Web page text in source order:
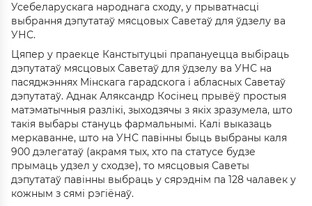
Усебеларускага народнага сходу, у прыватнасці
выбрання дэпутатаў мясцовых Саветаў для ўдзелу ва
УНС.
Цяпер у праекце Канстытуцыі прапануецца выбіраць
дэпутатаў мясцовых Саветаў для ўдзелу ва УНС на
пасяджэннях Мінскага гарадскога і абласных Саветаў
дэпутатаў. Аднак Аляксандр Косінец прывёў простыя
матэматычныя разлікі, зыходзячы з якіх зразумела, што
такія выбары стануць фармальнымі. Калі выказаць
меркаванне, што на УНС павінны быць выбраны каля
900 дэлегатаў (акрамя тых, хто па статусе будзе
прымаць удзел у сходзе), то мясцовыя Саветы
дэпутатаў павінны выбраць у сярэднім па 128 чалавек у
кожным з сямі рэгіёнаў.